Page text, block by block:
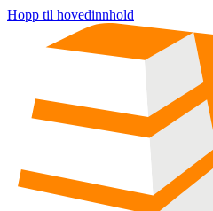
Hopp til hovedinnhold